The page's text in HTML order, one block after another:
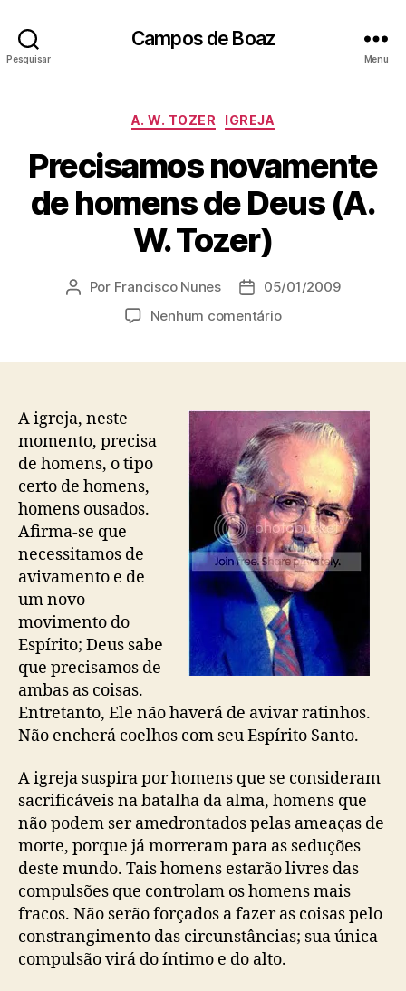
Pesquisar
Campos de Boaz
Menu
C
e
g
o
r
i
s
A. W. TOZER IGREJA
Precisamos novamente
de homens de Deus (A.
W. Tozer)
A
r
p
o
s
t
Por Francisco Nunes
D
d
b
l
i
c
a
ç
ã
o
05/01/2009
Nenhum comentárioe
c
i
s
a
m
o
s
n
o
v
a
m
e
n
e
d
h
e
n
s
d
e
D
A igreja, neste
momento, precisa
de homens, o tipo
certo de homens,
homens ousados.
Afirma-se que
necessitamos de
avivamento e de
um novo
movimento do
Espírito; Deus sabe
que precisamos de
ambas as coisas.
Entretanto, Ele não haverá de avivar ratinhos.
Não encherá coelhos com seu Espírito Santo.
A igreja suspira por homens que se consideram
sacrificáveis na batalha da alma, homens que
não podem ser amedrontados pelas ameaças de
morte, porque já morreram para as seduções
deste mundo. Tais homens estarão livres das
compulsões que controlam os homens mais
fracos. Não serão forçados a fazer as coisas pelo
constrangimento das circunstâncias; sua única
compulsão virá do íntimo e do alto.